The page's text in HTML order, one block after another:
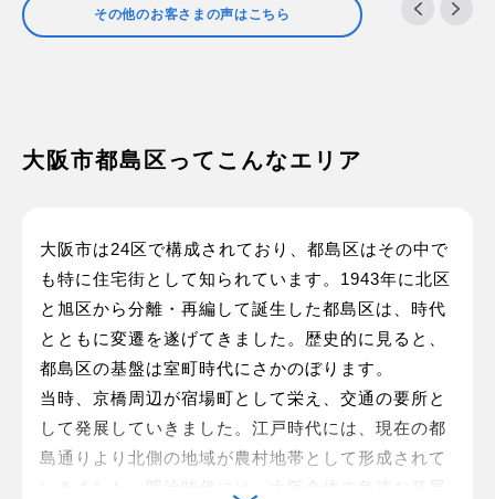
その他のお客さまの声はこちら
大阪市都島区ってこんなエリア
大阪市は24区で構成されており、都島区はその中で
も特に住宅街として知られています。1943年に北区
と旭区から分離・再編して誕生した都島区は、時代
とともに変遷を遂げてきました。歴史的に見ると、
都島区の基盤は室町時代にさかのぼります。
当時、京橋周辺が宿場町として栄え、交通の要所と
して発展していきました。江戸時代には、現在の都
島通りより北側の地域が農村地帯として形成されて
いきました。明治時代には、大阪全体の急速な発展